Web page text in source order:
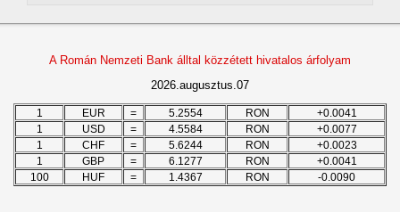
A Román Nemzeti Bank álltal közzétett hivatalos árfolyam
2026.augusztus.07
1 EUR = 5.2554 RON
+0.0041
1
USD = 4.5584 RON
+0.0077
1
CHF = 5.6244 RON
+0.0023
1
GBP = 6.1277 RON
+0.0041
100
HUF = 1.4367 RON -0.0090